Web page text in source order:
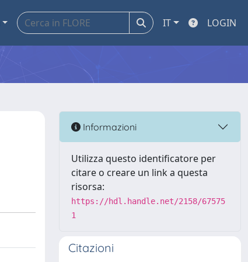
IT LOGIN
Informazioni
Utilizza questo identificatore per
citare o creare un link a questa
risorsa:
https://hdl.handle.net/2158/67575
1
Citazioni